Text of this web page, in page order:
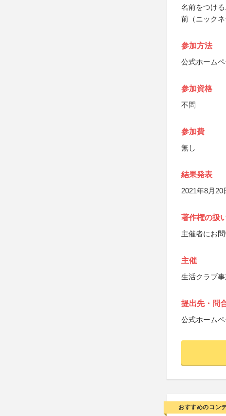
名前をつけ
前（ニック
参加方法
公式ホーム
参加資格
不問
参加費
無し
結果発表
2021年8月
著作権の扱
主催者にお
主催
生活クラブ
提出先・問
公式ホーム
おすすめのコン